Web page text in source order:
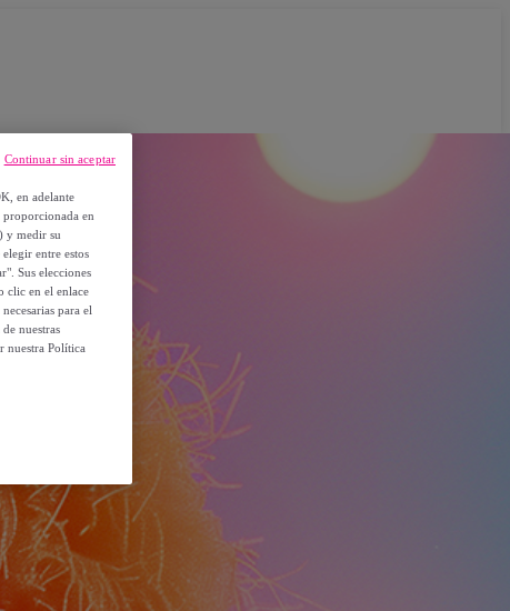
en adelante
proporcionada en
y medir su
entre estos
Sus elecciones
clic en el enlace
para el
nuestras
nuestra Política
Continuar sin aceptar